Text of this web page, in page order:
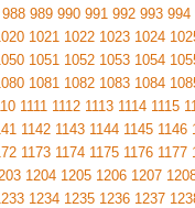
988 989 990 991 992 993 994
1021 1022 1023 1024
1051 1052 1053 1054
1081 1082 1083 1084
1111 1112 1113 1114 1115
1142 1143 1144 1145 1146
1173 1174 1175 1176 1177
1204 1205 1206 1207
1234 1235 1236 1237